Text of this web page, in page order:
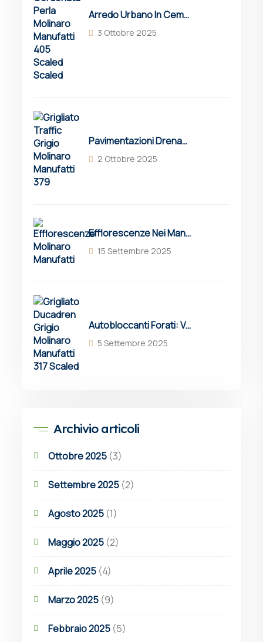
Arredo Urbano In Cemento: Guida Completa A Soluzioni, Vantaggi E Innovazioni
3 Ottobre 2025
Pavimentazioni Drenanti Per Parcheggi: Guida Completa A Vantaggi E Soluzioni
2 Ottobre 2025
Efflorescenze Nei Manufatti In Cemento: Cause, Prevenzione E Soluzioni
15 Settembre 2025
Autobloccanti Forati: Vantaggi, Applicazioni E Grigliati Erbosi Drenanti Molinaro
5 Settembre 2025
Archivio articoli
Ottobre 2025 (3)
Settembre 2025 (2)
Agosto 2025 (1)
Maggio 2025 (2)
Aprile 2025 (4)
Marzo 2025 (9)
Febbraio 2025 (5)